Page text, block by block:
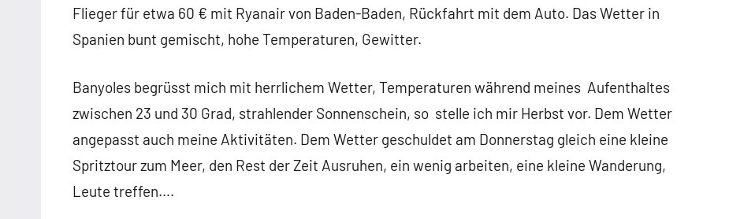
Flieger für etwa 60 € mit Ryanair von Baden-Baden, Rückfahrt mit dem Auto. Das Wetter in
Spanien bunt gemischt, hohe Temperaturen, Gewitter.
Banyoles begrüsst mich mit herrlichem Wetter, Temperaturen während meines Aufenthaltes
zwischen 23 und 30 Grad, strahlender Sonnenschein, so stelle ich mir Herbst vor. Dem Wetter
angepasst auch meine Aktivitäten. Dem Wetter geschuldet am Donnerstag gleich eine kleine
Spritztour zum Meer, den Rest der Zeit Ausruhen, ein wenig arbeiten, eine kleine Wanderung,
Leute treffen….